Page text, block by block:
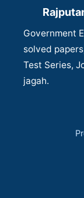
Government
solved
Test Series,
jagah.